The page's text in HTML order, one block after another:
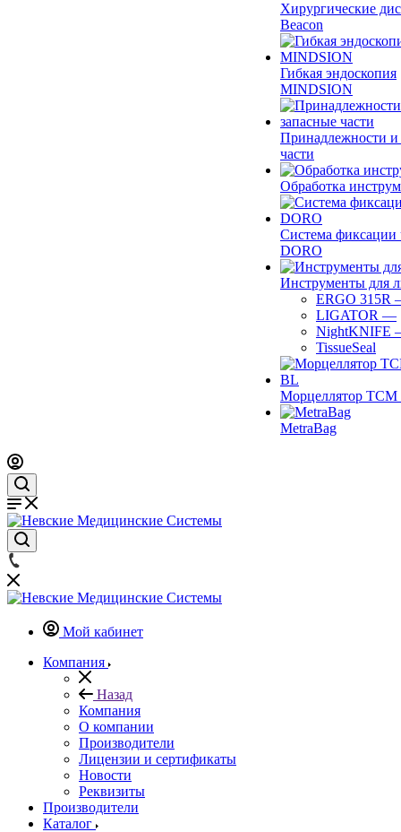
Хирургические
Beacon
Гибкая эндоскопия
MINDSION
Принадлежности и
части
Обработка
Система фиксации
DORO
Инструменты для
ERGO 315R
LIGATOR —
NightKNIFE
TissueSeal
Морцеллятор ТСМ
MetraBag
Мой кабинет
Компания
Назад
Компания
О компании
Производители
Лицензии и сертификаты
Новости
Реквизиты
Производители
Каталог